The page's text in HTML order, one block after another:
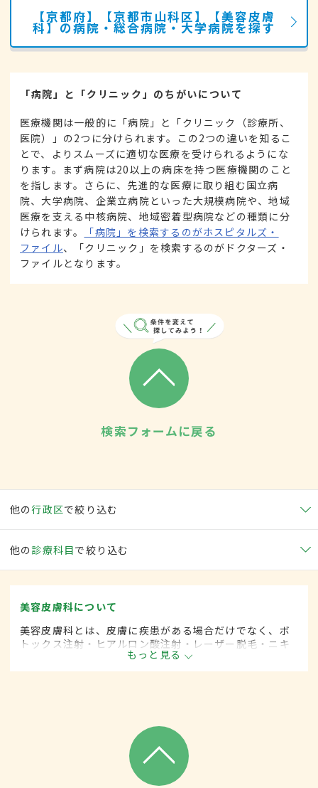
【京都府】【京都市山科区】【美容皮膚
科】の病院・総合病院・大学病院を探す
「病院」と「クリニック」のちがいについて
医療機関は一般的に「病院」と「クリニック（診療所、
医院）」の2つに分けられます。この2つの違いを知るこ
とで、よりスムーズに適切な医療を受けられるようにな
ります。まず病院は20以上の病床を持つ医療機関のこと
を指します。さらに、先進的な医療に取り組む国立病
院、大学病院、企業立病院といった大規模病院や、地域
医療を支える中核病院、地域密着型病院などの種類に分
けられます。
「病院」を検索するのがホスピタルズ・
ファイル、「クリニック」を検索するのがドクターズ・
ファイルとなります。
検索フォームに戻る
他の行政区で絞り込む
他の 診療科目で絞り込む
美容皮膚科について
美容皮膚科とは、皮膚に疾患がある場合だけでなく、ボ
トックス注射・ヒアルロン酸注射・レーザー脱毛・ニキ
ビ治療など美容を目的として行われる皮膚科の診療分野
です。
もっと見る